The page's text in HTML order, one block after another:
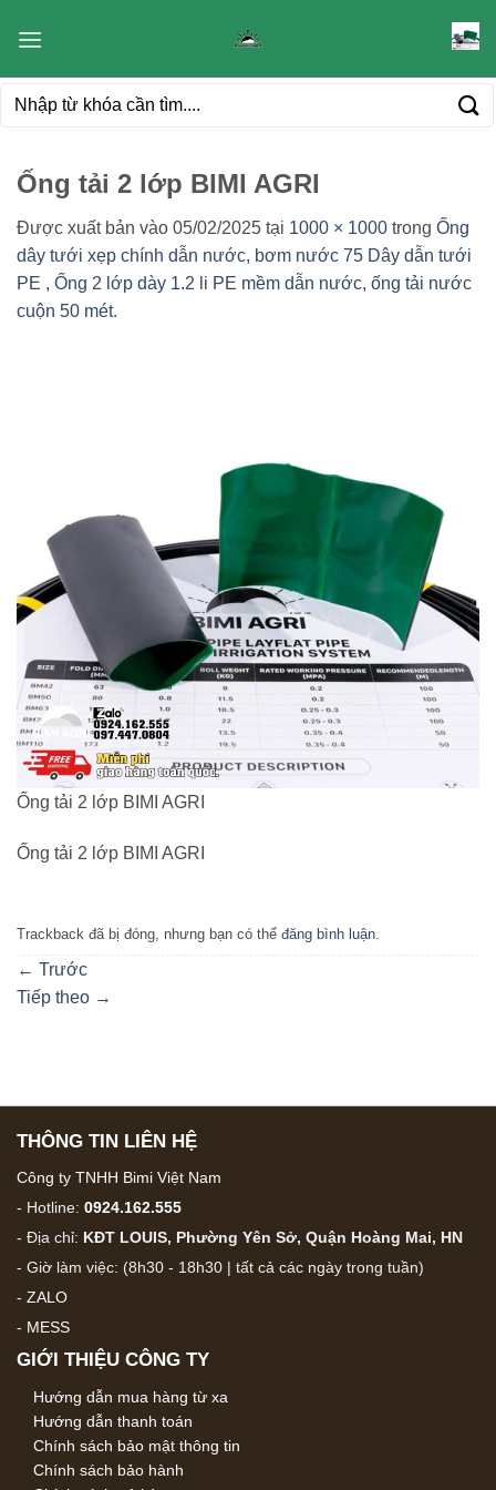
qua
dung
Tìm
Ống tải 2 lớp BIMI AGRI
Được xuất bản vào 05/02/2025 tại 1000 × 1000 trong Ống
dây tưới xẹp chính dẫn nước, bơm nước 75 Dây dẫn tưới
PE , Ống 2 lớp dày 1.2 li PE mềm dẫn nước, ống tải nước
cuộn 50 mét.
Ống tải 2 lớp BIMI AGRI
Ống tải 2 lớp BIMI AGRI
Trackback đã bị đóng, nhưng bạn có thể đăng bình luận.
← Trước
Tiếp theo →
THÔNG TIN LIÊN HỆ
Công ty TNHH Bimi Việt Nam
- Hotline: 0924.162.555
- Địa chỉ: KĐT LOUIS, Phường Yên Sở, Quận Hoàng Mai, HN
- Giờ làm việc: (8h30 - 18h30 | tất cả các ngày trong tuần)
- ZALO
- MESS
GIỚI THIỆU CÔNG TY
Hướng dẫn mua hàng từ xa
Hướng dẫn thanh toán
Chính sách bảo mật thông tin
Chính sách bảo hành